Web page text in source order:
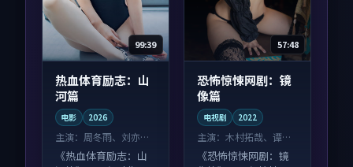
99:39
热血体育励志：山
河篇
电影 2026
主演： 周冬雨、刘亦菲
等
《热血体育励志：山
57:48
恐怖惊悚网剧：镜
像篇
电视剧 2022
主演：木村拓哉、谭卓
等
《恐怖惊悚网剧：镜